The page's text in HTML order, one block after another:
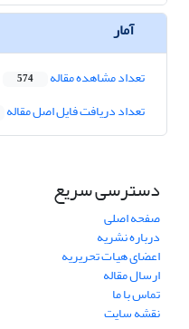
آمار
تعداد مشاهده مقاله 574
تعداد دریافت فایل اصل مقاله
دسترسی سریع
صفحه اصلی
درباره نشریه
اعضای هیات تحریریه
ارسال مقاله
تماس با ما
نقشه سایت